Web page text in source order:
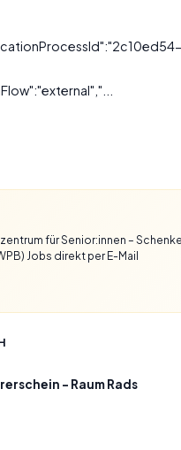
für Senior:innen –
Jobs direkt per E-Mail
– Raum Rads